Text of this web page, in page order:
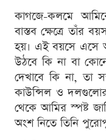
কাগজে-কলমে
বাস্তব ক্ষেত্রে তাঁর
হয়। এই বয়সে এসে
উঠবে কি না বা
দেখাবে কি না, তা
কাউন্সিল ও দলগুলোর
থেকে আমির স্পষ্ট
অংশ নিতে তিনি